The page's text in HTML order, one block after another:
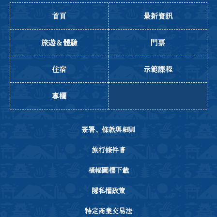
首頁 最新資訊
旅遊＆體驗 門票
住宿 示範課程
專欄
簽署、條款與細則
旅行條件書
橫幅圖標下載
隱私權政策
特定商業交易法